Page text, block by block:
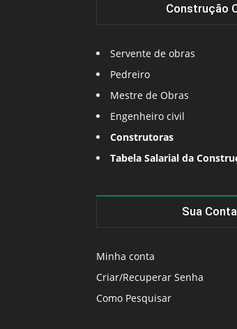
Construção
Servente de obras
Pedreiro
Mestre de Obras
Engenheiro civil
Construtoras
Tabela Salarial da
Sua Conta
Minha conta
Criar/Recuperar Senha
Como Pesquisar